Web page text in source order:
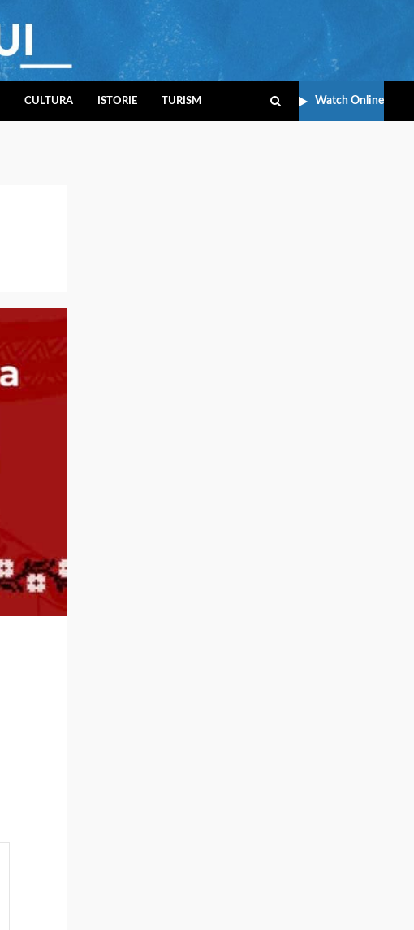
CULTURA ISTORIE TURISM Watch Online